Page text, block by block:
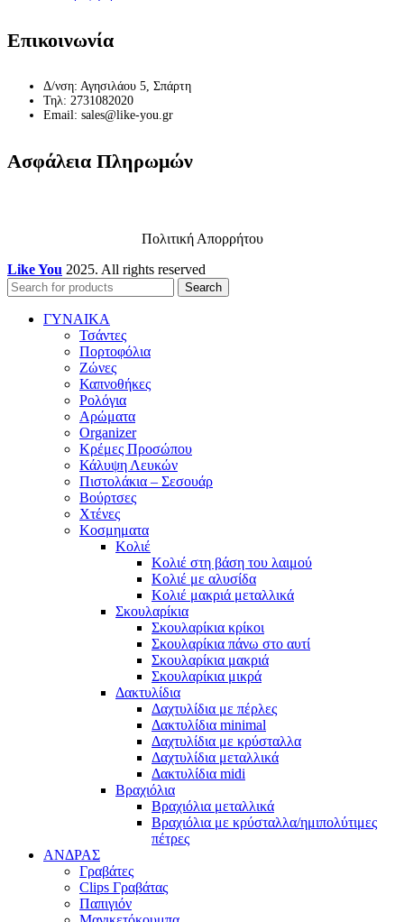
Επικοινωνία
Δ/νση: Αγησιλάου 5, Σπάρτη
Τηλ: 2731082020
Email: sales@like-you.gr
Ασφάλεια Πληρωμών
Πολιτική Απορρήτου
Like You 2025. All rights reserved
Search
ΓΥΝΑΙΚΑ
Τσάντες
Πορτοφόλια
Ζώνες
Καπνοθήκες
Ρολόγια
Αρώματα
Organizer
Κρέμες Προσώπου
Κάλυψη Λευκών
Πιστολάκια – Σεσουάρ
Βούρτσες
Χτένες
Κοσμηματα
Κολιέ
Κολιέ στη βάση του λαιμού
Κολιέ με αλυσίδα
Κολιέ μακριά μεταλλικά
Σκουλαρίκια
Σκουλαρίκια κρίκοι
Σκουλαρίκια πάνω στο αυτί
Σκουλαρίκια μακριά
Σκουλαρίκια μικρά
Δακτυλίδια
Δαχτυλίδια με πέρλες
Δακτυλίδια minimal
Δαχτυλίδια με κρύσταλλα
Δαχτυλίδια μεταλλικά
Δακτυλίδια midi
Βραχιόλια
Βραχιόλια μεταλλικά
Βραχιόλια με κρύσταλλα/ημιπολύτιμες
πέτρες
ΑΝΔΡΑΣ
Γραβάτες
Clips Γραβάτας
Παπιγιόν